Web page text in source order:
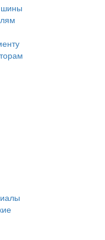
шины